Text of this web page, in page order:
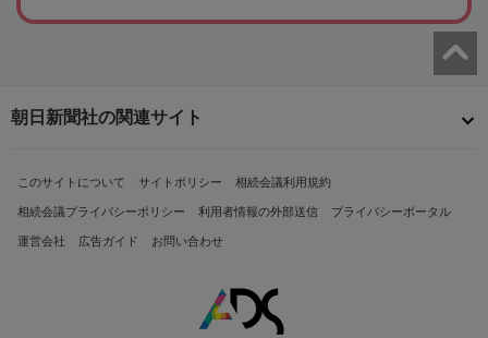
朝日新聞社の関連サイト
このサイトについて サイトポリシー 相続会議利用規約
相続会議プライバシーポリシー 利用者情報の外部送信 プライバシーポータル
運営会社 広告ガイド お問い合わせ